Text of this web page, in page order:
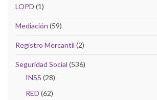
LOPD (1)
Mediación (59)
Registro Mercantil (2)
Seguridad Social (536)
INSS (28)
RED (62)